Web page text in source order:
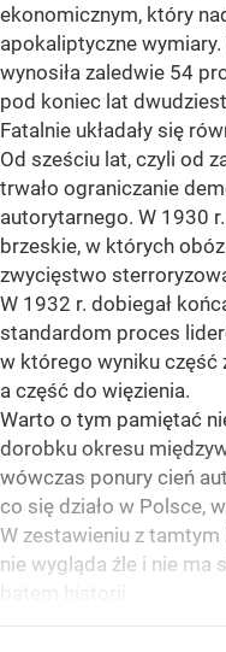
ekonomicznym, który
apokaliptyczne
wynosiła zaledwie 54
pod koniec lat
Fatalnie układały się
Od sześciu lat, czyli od
trwało ograniczanie
autorytarnego. W 1930
brzeskie, w których
zwycięstwo
W 1932 r. dobiegał
standardom proces
w którego wyniku część
a część do więzienia.
Warto o tym pamiętać
dorobku okresu
wówczas ponury cień
co się działo w Polsce,
W zestawieniu z
nie wygląda źle i nie ma
batem historii.